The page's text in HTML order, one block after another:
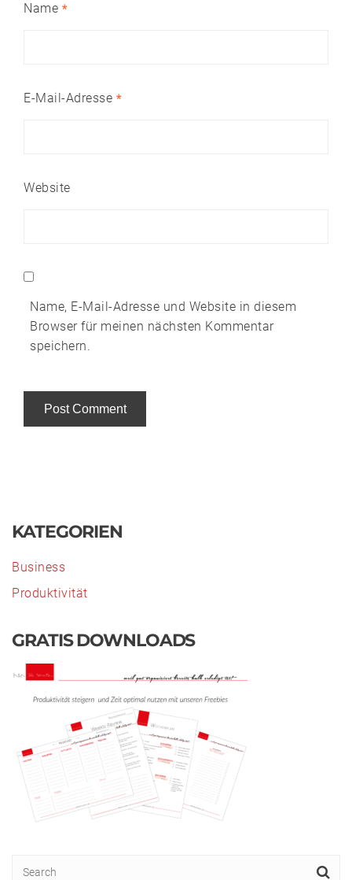
Name *
E-Mail-Adresse *
Website
Name, E-Mail-Adresse und Website in diesem
Browser für meinen nächsten Kommentar
speichern.
KATEGORIEN
Business
Produktivität
GRATIS DOWNLOADS